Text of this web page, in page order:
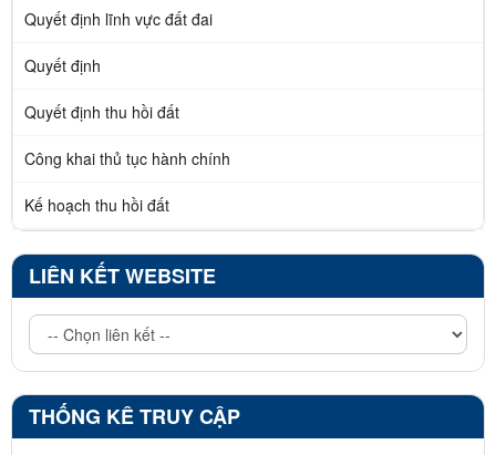
Quyết định lĩnh vực đất đai
Quyết định
Quyết định thu hồi đất
Công khai thủ tục hành chính
Kế hoạch thu hồi đất
LIÊN KẾT WEBSITE
THỐNG KÊ TRUY CẬP